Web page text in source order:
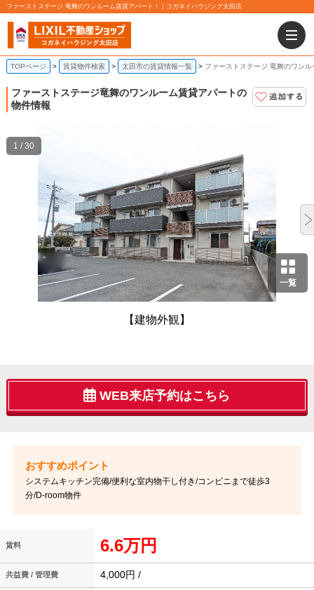
ファーストステージ 竜舞のワンルーム賃貸アパート！｜コガネイハウジング太田店
TOPページ 賃貸物件検索 太田市の賃貸情報一覧 ファーストステージ 竜舞のワン
ファーストステージ竜舞のワンルーム賃貸アパートの
物件情報
一覧
【建物外観】
1 / 30
WEB来店予約はこちら
システムキッチン完備/便利な室内物干し付き/コンビニまで徒歩3
分/D-room物件
賃料 6.6万円
共益費 / 管理費 4,000円 /